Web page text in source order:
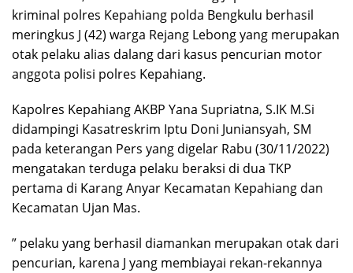
kriminal polres Kepahiang polda Bengkulu berhasil
meringkus J (42) warga Rejang Lebong yang merupakan
otak pelaku alias dalang dari kasus pencurian motor
anggota polisi polres Kepahiang.
Kapolres Kepahiang AKBP Yana Supriatna, S.IK M.Si
didampingi Kasatreskrim Iptu Doni Juniansyah, SM
pada keterangan Pers yang digelar Rabu (30/11/2022)
mengatakan terduga pelaku beraksi di dua TKP
pertama di Karang Anyar Kecamatan Kepahiang dan
Kecamatan Ujan Mas.
” pelaku yang berhasil diamankan merupakan otak dari
pencurian, karena J yang membiayai rekan-rekannya